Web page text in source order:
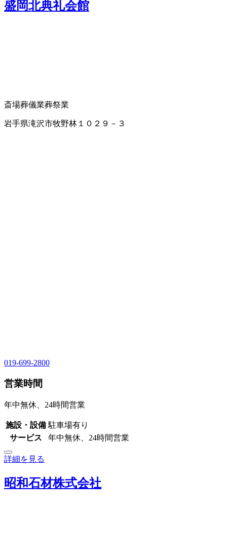
盛岡北典礼会館
斎場葬儀業葬祭業
岩手県滝沢市牧野林１０２９－３
019-699-2800
営業時間
年中無休、24時間営業
施設・設備 駐車場有り
サービス
年中無休、24時間営業
詳細を見る
昭和石材株式会社